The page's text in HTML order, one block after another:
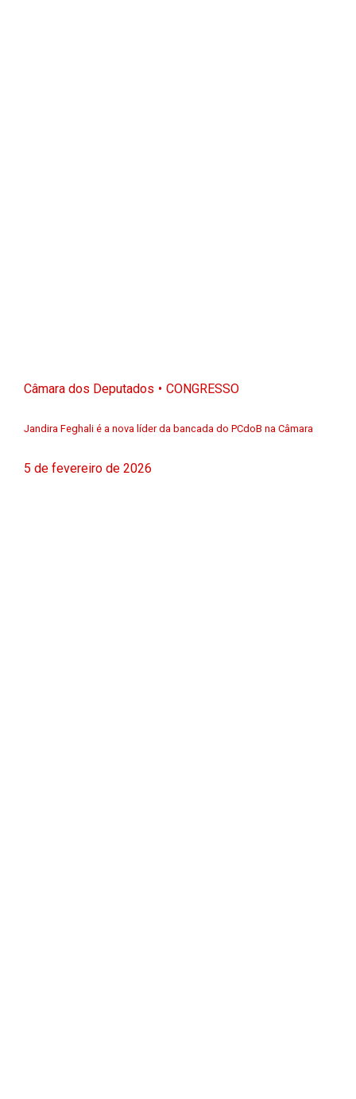
Câmara dos Deputados CONGRESSO
Jandira Feghali é a nova líder da bancada do PCdoB na Câmara
5 de fevereiro de 2026